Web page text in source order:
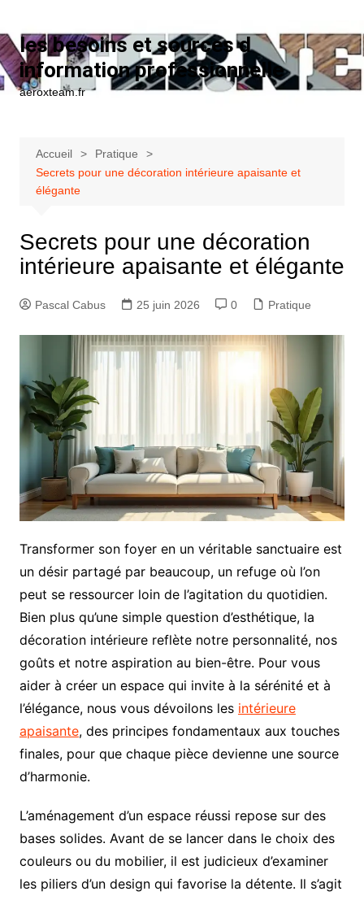
les besoins et sources d
information professionnelle
aeroxteam.fr
Accueil
Pratique
Secrets pour une décoration intérieure apaisante et
élégante
Secrets pour une décoration
intérieure apaisante et élégante
Pascal Cabus 25 juin 2026 0 Pratique
Transformer son foyer en un véritable sanctuaire est
un désir partagé par beaucoup, un refuge où l’on
peut se ressourcer loin de l’agitation du quotidien.
Bien plus qu’une simple question d’esthétique, la
décoration intérieure reflète notre personnalité, nos
goûts et notre aspiration au bien-être. Pour vous
aider à créer un espace qui invite à la sérénité et à
l’élégance, nous vous dévoilons les intérieure
apaisante, des principes fondamentaux aux touches
finales, pour que chaque pièce devienne une source
d’harmonie.
L’aménagement d’un espace réussi repose sur des
bases solides. Avant de se lancer dans le choix des
couleurs ou du mobilier, il est judicieux d’examiner
les piliers d’un design qui favorise la détente. Il s’agit